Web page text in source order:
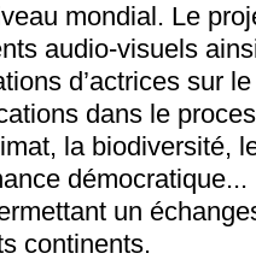
mondial. Le
audio-visuels
d’actrices sur
dans le
la biodiversité,
un
continents.